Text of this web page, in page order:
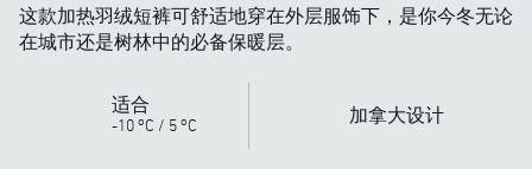
这款加热羽绒短裤可舒适地穿在外层服饰下，是你今冬无论
在城市还是树林中的必备保暖层。
适合
-10 oC / 5 oC 加拿大设计